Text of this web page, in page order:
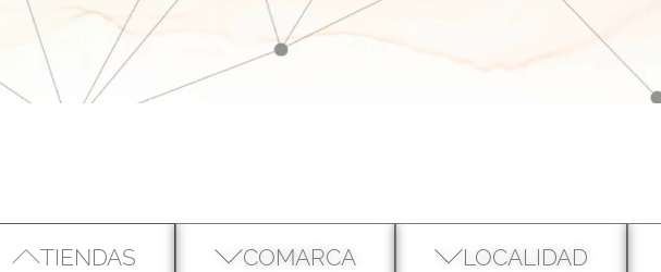
TIENDAS COMARCA LOCALIDAD